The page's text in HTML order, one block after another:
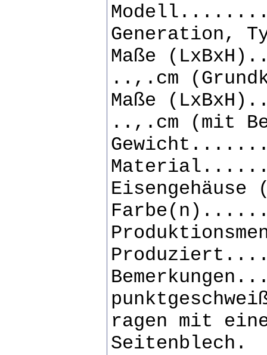
Generation,
Maße
..,.cm
Maße
..,.cm (mit
ragen mit
Seitenblech.